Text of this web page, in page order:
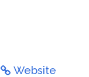
Website